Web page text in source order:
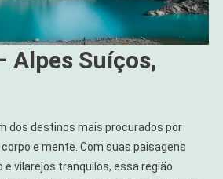
Alpes Suíços,
dos destinos mais procurados por
e mente. Com suas paisagens
vilarejos tranquilos, essa região